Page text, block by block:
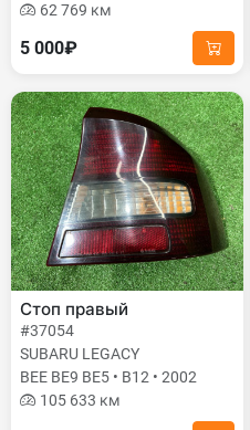
62 769 км
5 000₽
Стоп правый
#37054
SUBARU LEGACY
BEE BE9 BE5 • B12 • 2002
105 633 км